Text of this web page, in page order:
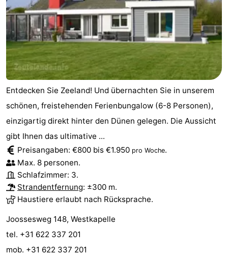
Boomgaard
De
Zandput
-
Hof
Domburg
-
Joossesweg
-
Résidence
Wijngaerde
Hotels
Lastminutes
Strand
Sehen
&
tun
-
Museen
-
Denkmäler
-
Leuchtturme
-
Entdecken Sie Zeeland! Und übernachten Sie in unserem
schönen, freistehenden Ferienbungalow (6-8 Personen),
einzigartig direkt hinter den Dünen gelegen. Die Aussicht
gibt Ihnen das ultimative ...
Preisangaben: €800 bis €1.950 pro Woche.
Max. 8 personen.
Schlafzimmer: 3.
Strandentfernung: ±300 m.
Haustiere erlaubt nach Rücksprache.
Joossesweg 148, Westkapelle
tel. +31 622 337 201
mob. +31 622 337 201